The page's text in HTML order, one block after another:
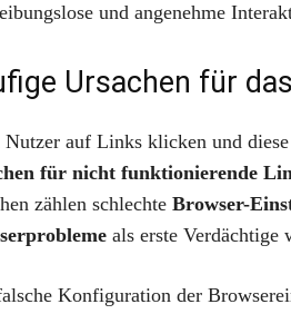
und angenehme
Ursachen für
Nutzer auf Links klicken und
für nicht funktionierende
zählen schlechte Browser-
als erste Verdächtige
Konfiguration der